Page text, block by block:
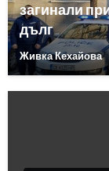
загинали
дълг
Живка Кехайова